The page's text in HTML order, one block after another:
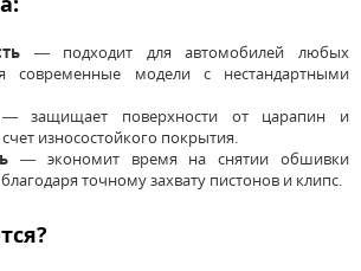
— подходит для автомобилей любых
современные модели с нестандартными
— защищает поверхности от царапин и
износостойкого покрытия.
— экономит время на снятии обшивки
точному захвату пистонов и клипс.